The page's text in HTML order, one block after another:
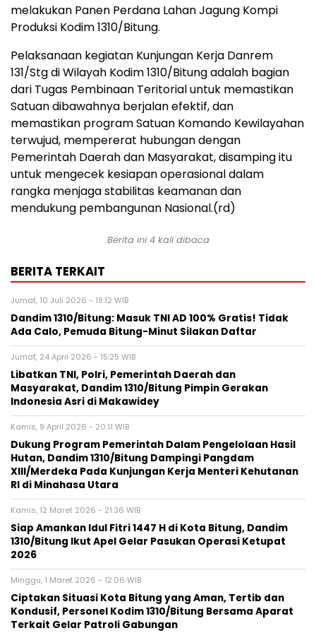
melakukan Panen Perdana Lahan Jagung Kompi
Produksi Kodim 1310/Bitung.
Pelaksanaan kegiatan Kunjungan Kerja Danrem
131/Stg di Wilayah Kodim 1310/Bitung adalah bagian
dari Tugas Pembinaan Teritorial untuk memastikan
Satuan dibawahnya berjalan efektif, dan
memastikan program Satuan Komando Kewilayahan
terwujud, mempererat hubungan dengan
Pemerintah Daerah dan Masyarakat, disamping itu
untuk mengecek kesiapan operasional dalam
rangka menjaga stabilitas keamanan dan
mendukung pembangunan Nasional.(rd)
Berita ini 4 kali dibaca
BERITA TERKAIT
Jumat, 10 Juli 2026 - 18:12 WIB
Dandim 1310/Bitung: Masuk TNI AD 100% Gratis! Tidak
Ada Calo, Pemuda Bitung-Minut Silakan Daftar
Jumat, 24 April 2026 - 15:25 WIB
Libatkan TNI, Polri, Pemerintah Daerah dan
Masyarakat, Dandim 1310/Bitung Pimpin Gerakan
Indonesia Asri di Makawidey
Kamis, 9 April 2026 - 20:11 WIB
Dukung Program Pemerintah Dalam Pengelolaan Hasil
Hutan, Dandim 1310/Bitung Dampingi Pangdam
XIII/Merdeka Pada Kunjungan Kerja Menteri Kehutanan
RI di Minahasa Utara
Kamis, 12 Maret 2026 - 21:36 WIB
Siap Amankan Idul Fitri 1447 H di Kota Bitung, Dandim
1310/Bitung Ikut Apel Gelar Pasukan Operasi Ketupat
2026
Minggu, 1 Maret 2026 - 12:06 WIB
Ciptakan Situasi Kota Bitung yang Aman, Tertib dan
Kondusif, Personel Kodim 1310/Bitung Bersama Aparat
Terkait Gelar Patroli Gabungan